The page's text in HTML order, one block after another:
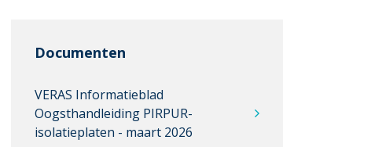
Documenten
VERAS Informatieblad
Oogsthandleiding PIRPUR-
isolatieplaten - maart 2026